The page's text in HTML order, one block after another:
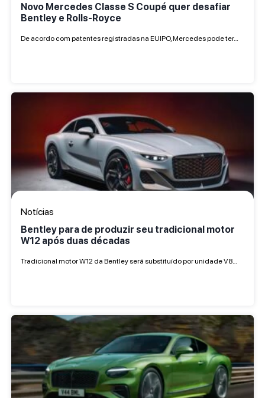
Novo Mercedes Classe S Coupé quer desafiar
Bentley e Rolls-Royce
De acordo com patentes registradas na EUIPO, Mercedes pode ter…
Notícias
Bentley para de produzir seu tradicional motor
W12 após duas décadas
Tradicional motor W12 da Bentley será substituído por unidade V8…